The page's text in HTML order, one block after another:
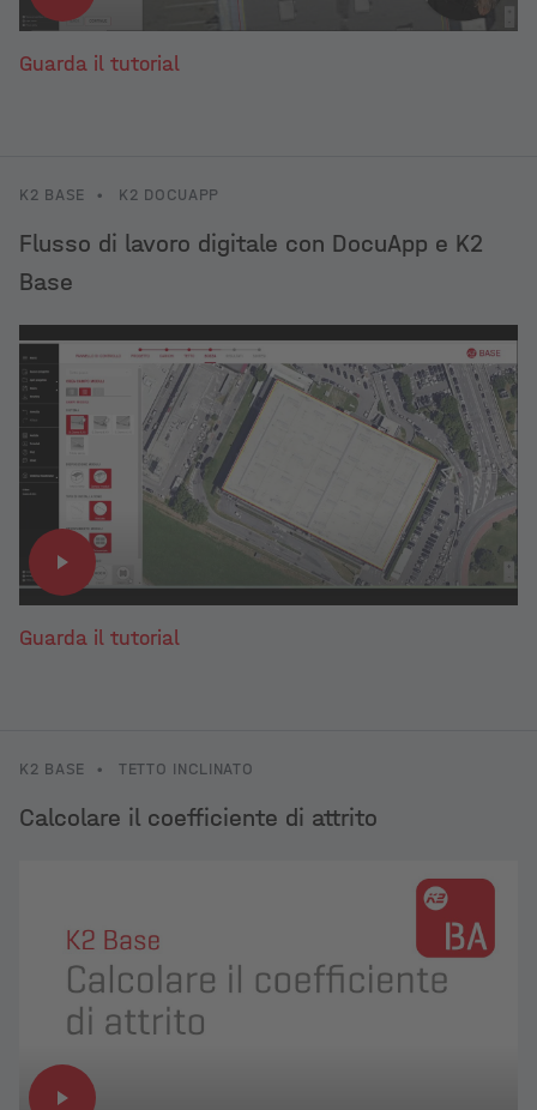
Guarda il tutorial
K2 BASE • K2 DOCUAPP
Flusso di lavoro digitale con DocuApp e K2
Base
Guarda il tutorial
K2 BASE • TETTO INCLINATO
Calcolare il coefficiente di attrito